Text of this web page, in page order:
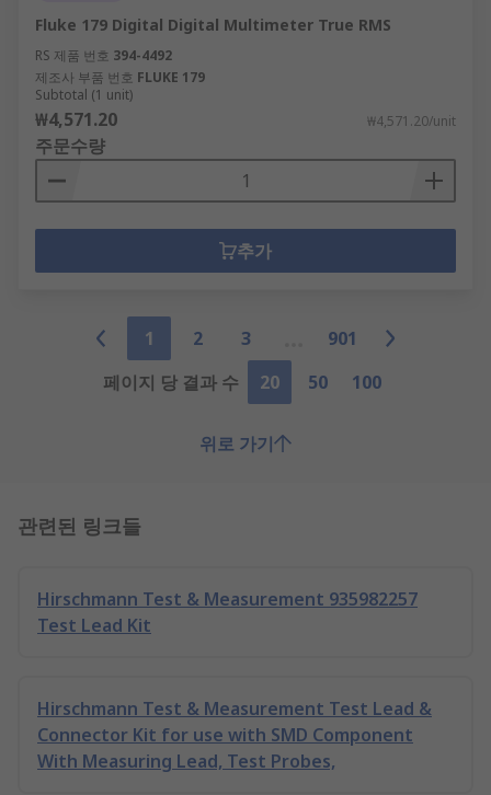
Fluke 179 Digital Digital Multimeter True RMS
RS 제품 번호 394-4492
제조사 부품 번호 FLUKE 179
Subtotal (1 unit)
₩4,571.20 ₩4,571.20/unit
주문수량
추가
1 2 3
901
페이지 당 결과 수
20 50 100
위로 가기
관련된 링크들
Hirschmann Test & Measurement 935982257
Test Lead Kit
Hirschmann Test & Measurement Test Lead &
Connector Kit for use with SMD Component
With Measuring Lead, Test Probes,